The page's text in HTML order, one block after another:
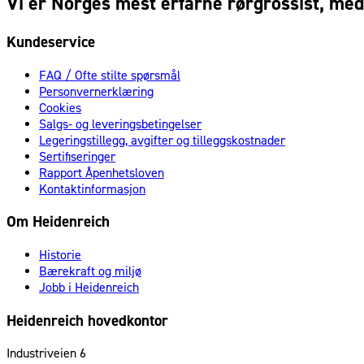
Kundeservice
FAQ / Ofte stilte spørsmål
Personvernerklæring
Cookies
Salgs- og leveringsbetingelser
Legeringstillegg, avgifter og tilleggskostnader
Sertifiseringer
Rapport Åpenhetsloven
Kontaktinformasjon
Om Heidenreich
Historie
Bærekraft og miljø
Jobb i Heidenreich
Heidenreich hovedkontor
Industriveien 6